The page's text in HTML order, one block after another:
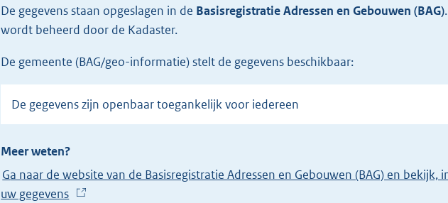
De gegevens staan opgeslagen in de Basisregistratie Adressen en Gebouwen (BAG).
wordt beheerd door de Kadaster.
de gemeente (BAG/geo-informatie) stelt de gegevens beschikbaar:
De gegevens zijn openbaar toegankelijk voor iedereen
Meer weten?
Ga naar de website van de Basisregistratie Adressen en Gebouwen (BAG) en bekijk, indien beschikbaar,
uw gegevens